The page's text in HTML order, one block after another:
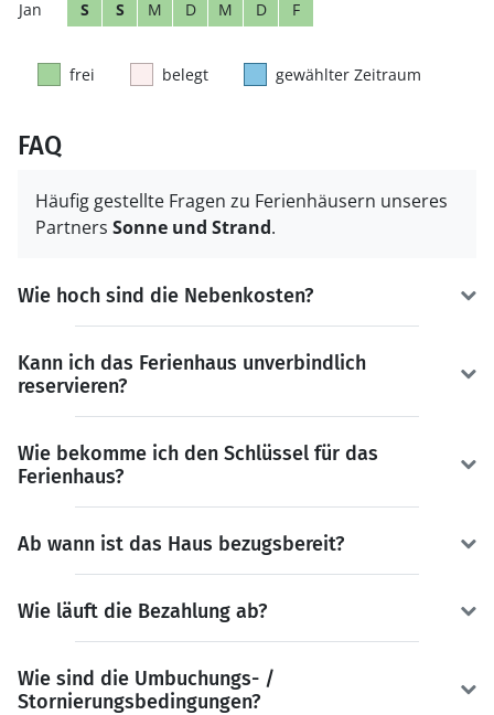
S S M D M D F
frei belegt gewählter Zeitraum
FAQ
Häufig gestellte Fragen zu Ferienhäusern unseres
Partners Sonne und Strand.
Wie hoch sind die Nebenkosten?
Kann ich das Ferienhaus unverbindlich
reservieren?
Wie bekomme ich den Schlüssel für das
Ferienhaus?
Ab wann ist das Haus bezugsbereit?
Wie läuft die Bezahlung ab?
Wie sind die Umbuchungs- /
Stornierungsbedingungen?